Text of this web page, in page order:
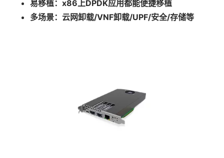
易移植：x86上DPDK应用都能便捷移植
多场景：云网卸载/VNF卸载/UPF/安全/存储等